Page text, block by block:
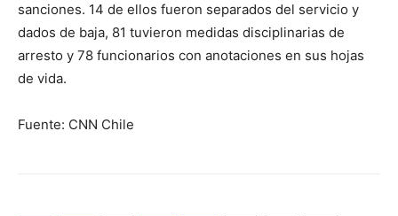
sanciones. 14 de ellos fueron separados del servicio y
dados de baja, 81 tuvieron medidas disciplinarias de
arresto y 78 funcionarios con anotaciones en sus hojas
de vida.
Fuente: CNN Chile